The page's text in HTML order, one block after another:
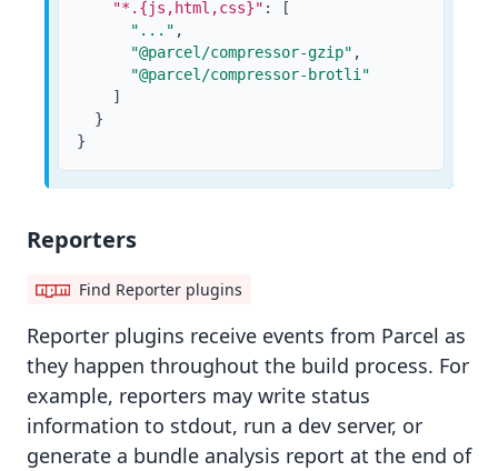
"*.{js,html,css}" :
[
"..." ,
"@parcel/compressor-gzip" ,
"@parcel/compressor-brotli"
]
}
}
Reporters
Find Reporter plugins
Reporter plugins receive events from Parcel as
they happen throughout the build process. For
example, reporters may write status
information to stdout, run a dev server, or
generate a bundle analysis report at the end of